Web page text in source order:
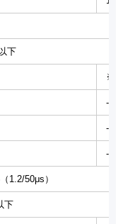
下
※1
-60
-
-
1.2/50μs）
下